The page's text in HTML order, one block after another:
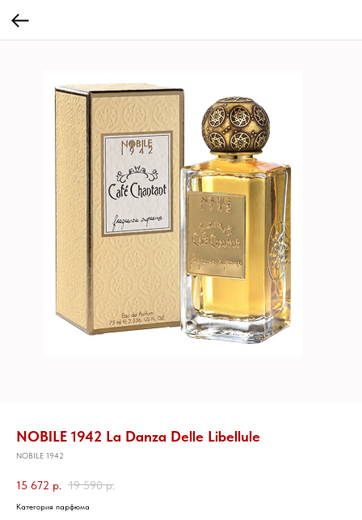
NOBILE 1942 La Danza Delle Libellule
NOBILE 1942
15 672 р. 19 590 р.
Категория парфюма